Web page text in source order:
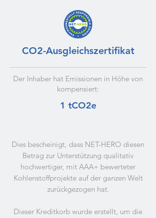
CO2-Ausgleichszertifikat
Der Inhaber hat Emissionen in Höhe von
kompensiert:
1 tCO2e
Dies bescheinigt, dass NET-HERO diesen
Betrag zur Unterstützung qualitativ
hochwertiger, mit AAA+ bewerteter
Kohlenstoffprojekte auf der ganzen Welt
zurückgezogen hat.
Dieser Kreditkorb wurde erstellt, um die